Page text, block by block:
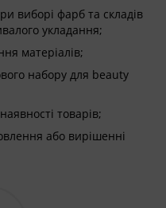
виборі фарб та складів
укладання;
матеріалів;
набору для beauty
товарів;
або вирішенні